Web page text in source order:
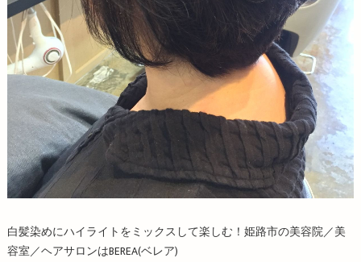
白髪染めにハイライトをミックスして楽しむ！姫路市の美容院／美
容室／ヘアサロンはBEREA(ベレア)